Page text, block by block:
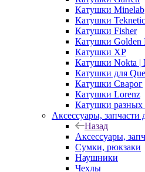
Катушки Minelab
Катушки
Катушки Fisher
Катушки Golden
Катушки XP
Катушки Nokta |
Катушки для
Катушки Сварог
Катушки Lorenz
Катушки разных
Аксессуары,
Назад
Аксессуары,
Сумки, рюкзаки
Наушники
Чехлы